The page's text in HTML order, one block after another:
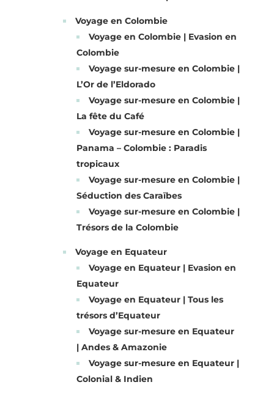
Voyage en Colombie
Voyage en Colombie | Evasion en
Colombie
Voyage sur-mesure en Colombie |
L’Or de l’Eldorado
Voyage sur-mesure en Colombie |
La fête du Café
Voyage sur-mesure en Colombie |
Panama – Colombie : Paradis
tropicaux
Voyage sur-mesure en Colombie |
Séduction des Caraïbes
Voyage sur-mesure en Colombie |
Trésors de la Colombie
Voyage en Equateur
Voyage en Equateur | Evasion en
Equateur
Voyage en Equateur | Tous les
trésors d’Equateur
Voyage sur-mesure en Equateur
| Andes & Amazonie
Voyage sur-mesure en Equateur |
Colonial & Indien